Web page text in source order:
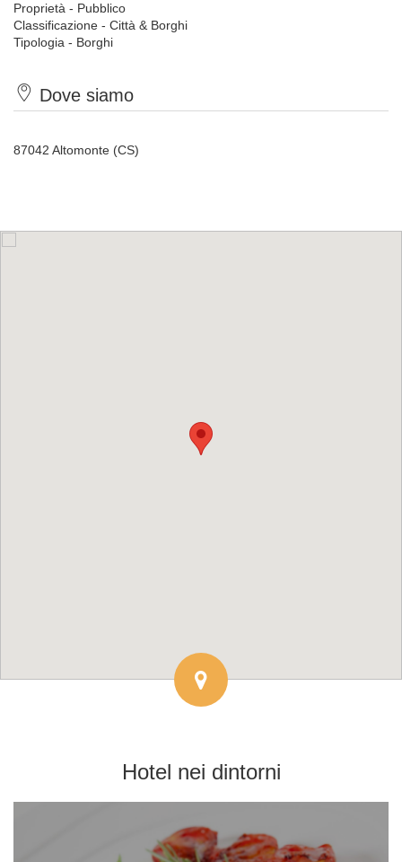
Proprietà - Pubblico
Classificazione - Città & Borghi
Tipologia - Borghi
Dove siamo
87042 Altomonte (CS)
Hotel nei dintorni